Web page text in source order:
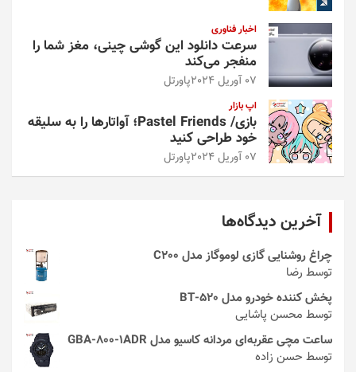
اخبار فناوری
سرعت دانلود این گوشی چینی، مغز شما را
منفجر می‌کند
07 آوریل 2024 پاورتل
اپ بازار
بازی/ Pastel Friends؛ آواتارها را به سلیقه
خود طراحی کنید
07 آوریل 2024 پاورتل
آخرین دیدگاه‌ها
چراغ روشنایی گازی لوموگاز مدل C200
توسط رضا
پخش کننده خودرو مدل 520-BT
توسط محسن پاشایی
ساعت مچی عقربه‌ای مردانه کاسیو مدل GBA-800-1ADR
توسط حسن زاده